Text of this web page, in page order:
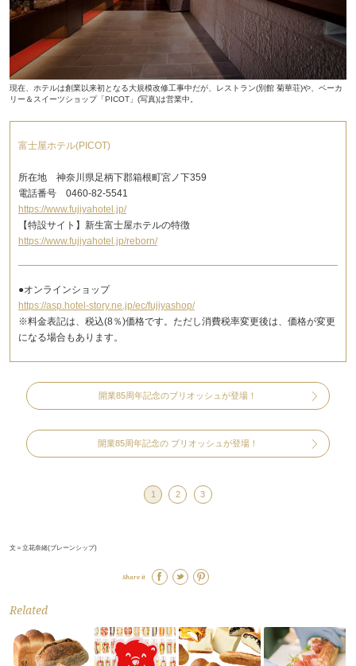
現在、ホテルは創業以来初となる大規模改修工事中だが、レストラン(別館 菊華荘)や、ベーカ
リー＆スイーツショップ「PICOT」(写真)は営業中。
富士屋ホテル(PICOT)
所在地 神奈川県足柄下郡箱根町宮ノ下359
電話番号 0460-82-5541
https://www.fujiyahotel.jp/
【特設サイト】新生富士屋ホテルの特徴
https://www.fujiyahotel.jp/reborn/
●オンラインショップ
https://asp.hotel-story.ne.jp/ec/fujiyashop/
※料金表記は、税込(8％)価格です。ただし消費税率変更後は、価格が変更
になる場合もあります。
開業85周年記念のブリオッシュが登場！
開業85周年記念の ブリオッシュが登場！
1 2 3
文＝立花奈緒(ブレーンシップ)
Share it
Related